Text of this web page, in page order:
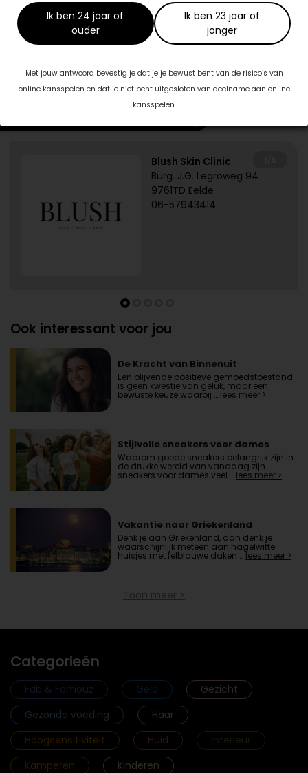
Ik ben 24 jaar of
ouder
Ik ben 23 jaar of
jonger
Met jouw antwoord bevestig je dat je je bewust bent van de risico’s van
online kansspelen en dat je niet bent uitgesloten van deelname aan online
kansspelen.
Dit artikel is tot stand gekomen in samenwerking met:
Blush Skin Clinic
Burg. J.G. Legroweg 94
9761TD Eelde
06-57943414
Ook interessant voor jou
De Kracht van Binnenuit
Een blijvende positieve gemoedstoestand
is geen kwestie van geluk, maar een
bewuste keuze waarbij … lees meer >
Stijlvolle sneakers voor dames
Waarom goede sneakers belangrijk zijn In
de drukke wereld van vandaag zijn
sneakers voor dames veel … lees meer >
Vakantie naar Griekenland
Denk je aan Griekenland, dan denk je
waarschijnlijk meteen aan hagelwitte
huisjes met felblauwe daken …lees meer >
Toon meer >
Categorieën
Fab & Famouz Geld
Gezicht
Gezonde voeding
Haar
Hoogsensitiviteit
Huid
Interieur
Kamperen
Kinderen